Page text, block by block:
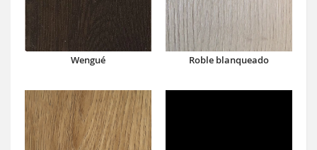
Wengué Roble blanqueado